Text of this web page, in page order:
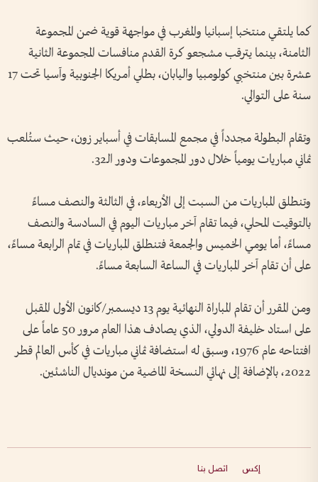
كما يلتقي منتخبا إسبانيا والمغرب في مواجهة قوية ضمن المجموعة
الثامنة، بينما يترقب مشجعو كرة القدم منافسات المجموعة الثانية
عشرة بين منتخبي كولومبيا واليابان، بطلي أمريكا الجنوبية وآسيا تحت 17
سنة على التوالي.
وتقام البطولة مجدداً في مجمع المسابقات في أسباير زون، حيث ستُلعب
ثماني مباريات يومياً خلال دور المجموعات ودور الـ32.
وتنطلق المباريات من السبت إلى الأربعاء، في الثالثة والنصف مساءً
بالتوقيت المحلي، فيما تقام آخر مباريات اليوم في السادسة والنصف
مساءً، أما يومي الخميس والجمعة فتنطلق المباريات في تمام الرابعة مساءً،
على أن تقام آخر المباريات في الساعة السابعة مساءً.
ومن المقرر أن تقام المباراة النهائية يوم 13 ديسمبر/كانون الأول المقبل
على استاد خليفة الدولي، الذي يصادف هذا العام مرور 50 عاماً على
افتتاحه عام 1976، وسبق له استضافة ثماني مباريات في كأس العالم قطر
2022، بالإضافة إلى نهائي النسخة الماضية من مونديال الناشئين.
إكس اتصل بنا